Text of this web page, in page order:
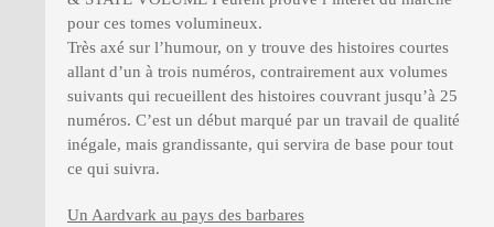
pour ces tomes volumineux.
Très axé sur l’humour, on y trouve des histoires courtes
allant d’un à trois numéros, contrairement aux volumes
suivants qui recueillent des histoires couvrant jusqu’à 25
numéros. C’est un début marqué par un travail de qualité
inégale, mais grandissante, qui servira de base pour tout
ce qui suivra.
Un Aardvark au pays des barbares